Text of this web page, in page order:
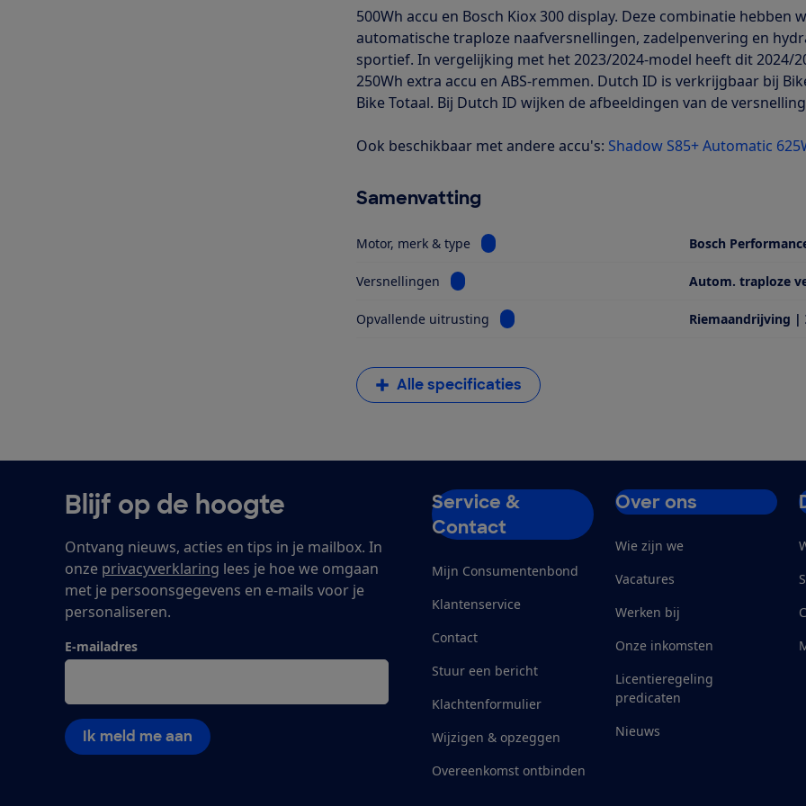
500Wh accu en Bosch Kiox 300 display. Deze combinatie hebben
automatische traploze naafversnellingen, zadelpenvering en
sportief. In vergelijking met het 2023/2024-model heeft dit 2024/
250Wh extra accu en ABS-remmen. Dutch ID is verkrijgbaar bij
Bike Totaal. Bij Dutch ID wijken de afbeeldingen van de
Ook beschikbaar met andere accu's: Shadow S85+ Automatic
Samenvatting
Motor, merk & type Bekijk informatie voor Motor, merk & type
Bosch
Versnellingen Bekijk informatie voor Versnellingen Autom. traploze
Opvallende uitrusting Bekijk informatie voor Opvallende uitrusting
Riemaandrijving |
Alle specificaties
Blijf op de hoogte
Ontvang nieuws, acties en tips in je mailbox. In
onze privacyverklaring lees je hoe we omgaan
met je persoonsgegevens en e-mails voor je
personaliseren.
E-mailadres
Ik meld me aan
Service &
Contact
Mijn Consumentenbond
Klantenservice
Contact
Stuur een bericht
Klachtenformulier
Wijzigen & opzeggen
Overeenkomst ontbinden
Over ons
Wie zijn we
Vacatures
Werken bij
Onze inkomsten
Licentieregeling
predicaten
Nieuws